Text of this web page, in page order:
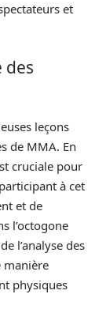
et
des
leçons
de MMA. En
cruciale pour
à cet
et de
l’octogone
l’analyse des
manière
physiques